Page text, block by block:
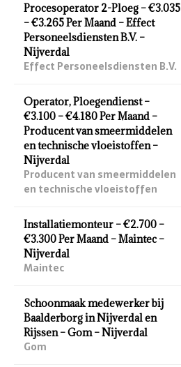
Procesoperator 2-Ploeg – €3.035
– €3.265 Per Maand – Effect
Personeelsdiensten B.V. –
Nijverdal
Effect Personeelsdiensten B.V.
Operator, Ploegendienst –
€3.100 – €4.180 Per Maand –
Producent van smeermiddelen
en technische vloeistoffen –
Nijverdal
Producent van smeermiddelen
en technische vloeistoffen
Installatiemonteur – €2.700 –
€3.300 Per Maand – Maintec –
Nijverdal
Maintec
Schoonmaak medewerker bij
Baalderborg in Nijverdal en
Rijssen – Gom – Nijverdal
Gom